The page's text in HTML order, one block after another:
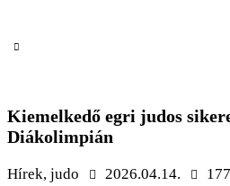
Kiemelkedő egri judos
Diákolimpián
Hírek, judo 2026.04.14. 177